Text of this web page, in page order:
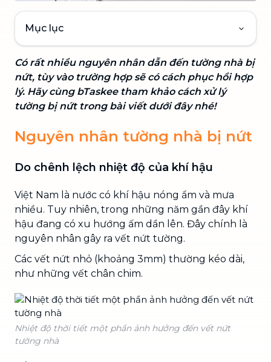
Mục lục
Có rất nhiều nguyên nhân dẫn đến tường nhà bị
nứt, tùy vào trường hợp sẽ có cách phục hồi hợp
lý. Hãy cùng bTaskee tham khảo cách xử lý
tường bị nứt trong bài viết dưới đây nhé!
Nguyên nhân tường nhà bị nứt
Do chênh lệch nhiệt độ của khí hậu
Việt Nam là nước có khí hậu nóng ẩm và mưa
nhiều. Tuy nhiên, trong những năm gần đây khí
hậu đang có xu hướng ấm dần lên. Đây chính là
nguyên nhân gây ra vết nứt tường.
Các vết nứt nhỏ (khoảng 3mm) thường kéo dài,
như những vết chân chim.
Nhiệt độ thời tiết một phần ảnh hưởng đến vết nứt
tường nhà